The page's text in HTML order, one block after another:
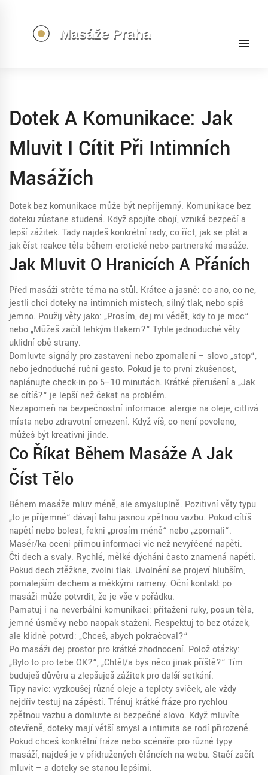
Dotek A Komunikace: Jak
Mluvit I Cítit Při Intimních
Masážích
Dotek bez komunikace může být nepříjemný. Komunikace bez
doteku zůstane studená. Když spojíte obojí, vzniká bezpečí a
lepší zážitek. Tady najdeš konkrétní rady, co říct, jak se ptát a
jak číst reakce těla během erotické nebo partnerské masáže.
Jak Mluvit O Hranicích A Přáních
Před masáží strčte téma na stůl. Krátce a jasně: co ano, co ne,
jestli chci doteky na intimních místech, silný tlak, nebo spíš
jemno. Použij věty jako: „Prosím, dej mi vědět, kdy to je moc“
nebo „Můžeš začít lehkým tlakem?“ Tyhle jednoduché věty
uklidní obě strany.
Domluvte signály pro zastavení nebo zpomalení – slovo „stop“,
nebo jednoduché ruční gesto. Pokud je to první zkušenost,
naplánujte check-in po 5–10 minutách. Krátké přerušení a „Jak
se cítíš?“ je lepší než čekat na problém.
Nezapomeň na bezpečnostní informace: alergie na oleje, citlivá
místa nebo zdravotní omezení. Když víš, co není povoleno,
můžeš být kreativní jinde.
Co Říkat Během Masáže A Jak
Číst Tělo
Během masáže mluv méně, ale smysluplně. Pozitivní věty typu
„to je příjemné“ dávají tahu jasnou zpětnou vazbu. Pokud cítíš
napětí nebo bolest, řekni „prosím méně“ nebo „zpomali“.
Masér/ka ocení přímou informaci víc než nevyřčené napětí.
Čti dech a svaly. Rychlé, mělké dýchání často znamená napětí.
Pokud dech ztěžkne, zvolni tlak. Uvolnění se projeví hlubším,
pomalejším dechem a měkkými rameny. Oční kontakt po
masáži může potvrdit, že je vše v pořádku.
Pamatuj i na neverbální komunikaci: přitažení ruky, posun těla,
jemné úsměvy nebo naopak stažení. Respektuj to bez otázek,
ale klidně potvrď: „Chceš, abych pokračoval?“
Po masáži dej prostor pro krátké zhodnocení. Polož otázky:
„Bylo to pro tebe OK?“, „Chtěl/a bys něco jinak příště?“ Tím
buduješ důvěru a zlepšuješ zážitek pro další setkání.
Tipy navíc: vyzkoušej různé oleje a teploty svíček, ale vždy
nejdřív testuj na zápěstí. Trénuj krátké fráze pro rychlou
zpětnou vazbu a domluvte si bezpečné slovo. Když mluvíte
otevřeně, doteky mají větší smysl a intimita se rodí přirozeně.
Pokud chceš konkrétní fráze nebo scénáře pro různé typy
masáží, najdeš je v přidružených článcích na webu. Stačí začít
mluvit – a doteky se stanou lepšími.